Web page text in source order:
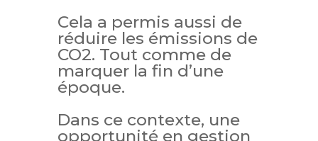
Cela a permis aussi de
réduire les émissions de
CO2. Tout comme de
marquer la fin d’une
époque.
Dans ce contexte, une
opportunité en gestion